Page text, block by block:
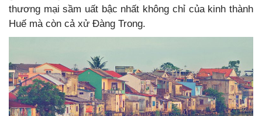
thương mại sầm uất bậc nhất không chỉ của kinh thành
Huế mà còn cả xử Đàng Trong.